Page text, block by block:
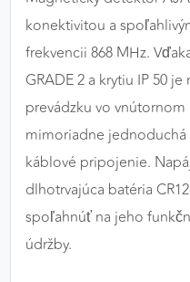
konektivitou a
frekvencii 868 MHz.
GRADE 2 a krytiu IP 50
prevádzku vo
mimoriadne jednoduchá
káblové pripojenie.
dlhotrvajúca batéria
spoľahnúť na jeho
údržby.